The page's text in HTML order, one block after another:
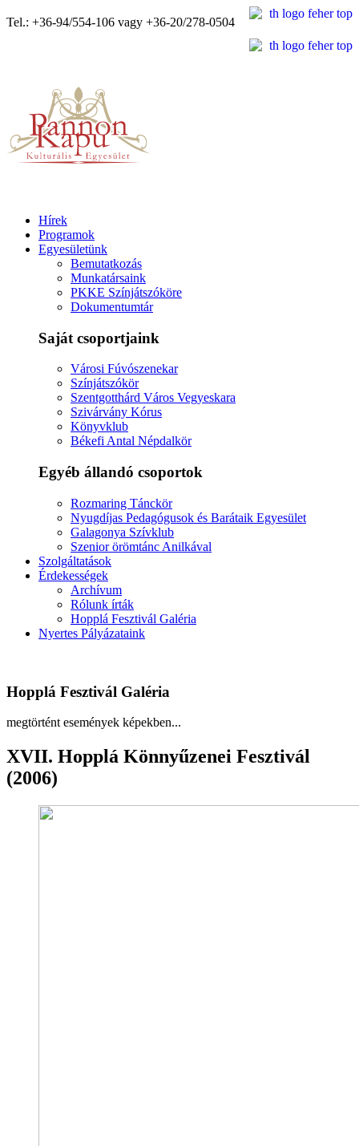
Tel.: +36-94/554-106 vagy +36-20/278-0504
Hírek
Programok
Egyesületünk
Bemutatkozás
Munkatársaink
PKKE Színjátszóköre
Dokumentumtár
Saját csoportjaink
Városi Fúvószenekar
Színjátszókör
Szentgotthárd Város Vegyeskara
Szivárvány Kórus
Könyvklub
Békefi Antal Népdalkör
Egyéb állandó csoportok
Rozmaring Tánckör
Nyugdíjas Pedagógusok és Barátaik Egyesület
Galagonya Szívklub
Szenior örömtánc Anilkával
Szolgáltatások
Érdekességek
Archívum
Rólunk írták
Hopplá Fesztivál Galéria
Nyertes Pályázataink
Hopplá Fesztivál Galéria
megtörtént események képekben...
XVII. Hopplá Könnyűzenei Fesztivál
(2006)